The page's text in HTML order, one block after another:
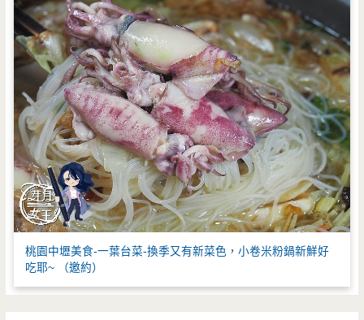
桃園中壢美食-一葉台菜-換季又有新菜色，小卷米粉鍋新鮮好
吃耶~ （邀約）